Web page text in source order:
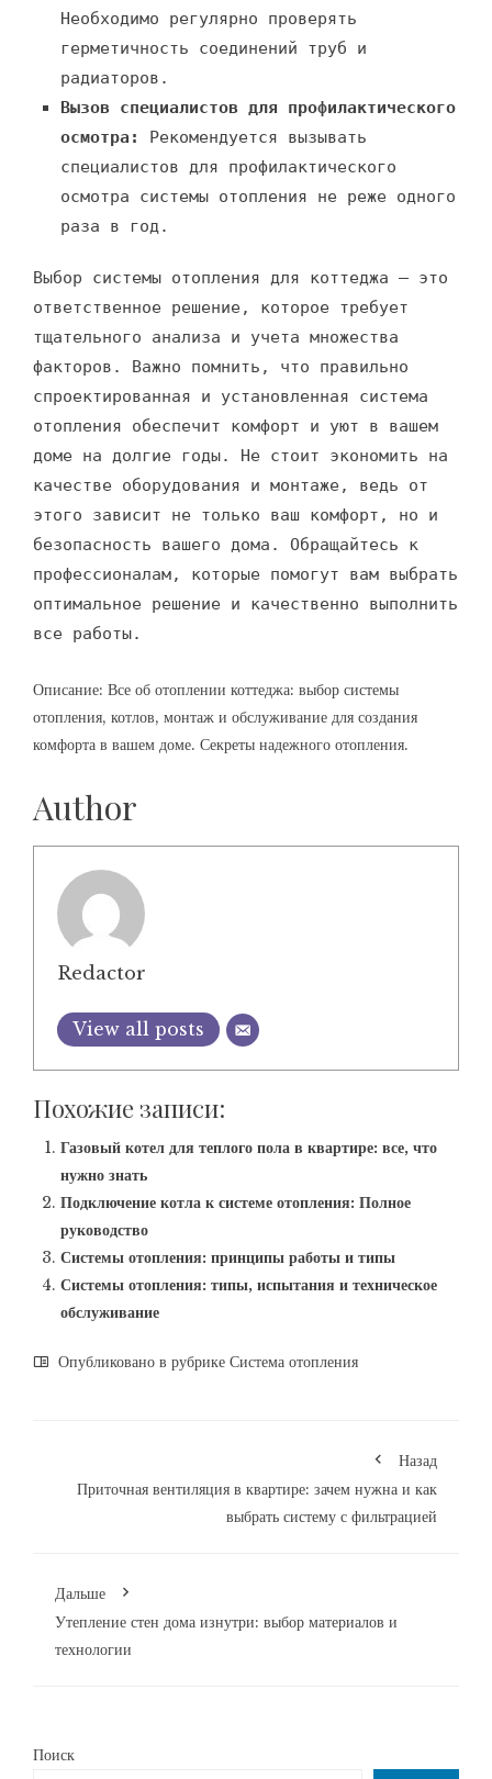
Необходимо регулярно проверять
герметичность соединений труб и
радиаторов.
Вызов специалистов для профилактического
осмотра:
Рекомендуется вызывать
специалистов для профилактического
осмотра системы отопления не реже одного
раза в год.
Выбор системы отопления для коттеджа – это
ответственное решение, которое требует
тщательного анализа и учета множества
факторов. Важно помнить, что правильно
спроектированная и установленная система
отопления обеспечит комфорт и уют в вашем
доме на долгие годы. Не стоит экономить на
качестве оборудования и монтаже, ведь от
этого зависит не только ваш комфорт, но и
безопасность вашего дома. Обращайтесь к
профессионалам, которые помогут вам выбрать
оптимальное решение и качественно выполнить
все работы.
Описание: Все об отоплении коттеджа: выбор системы
отопления, котлов, монтаж и обслуживание для создания
комфорта в вашем доме. Секреты надежного отопления.
Author
Redactor
View all posts
Похожие записи:
Газовый котел для теплого пола в квартире: все, что
нужно знать
Подключение котла к системе отопления: Полное
руководство
Системы отопления: принципы работы и типы
Системы отопления: типы, испытания и техническое
обслуживание
Опубликовано в рубрике Система отопления
Назад
Приточная вентиляция в квартире: зачем нужна и как
выбрать систему с фильтрацией
Дальше
Утепление стен дома изнутри: выбор материалов и
технологии
Поиск